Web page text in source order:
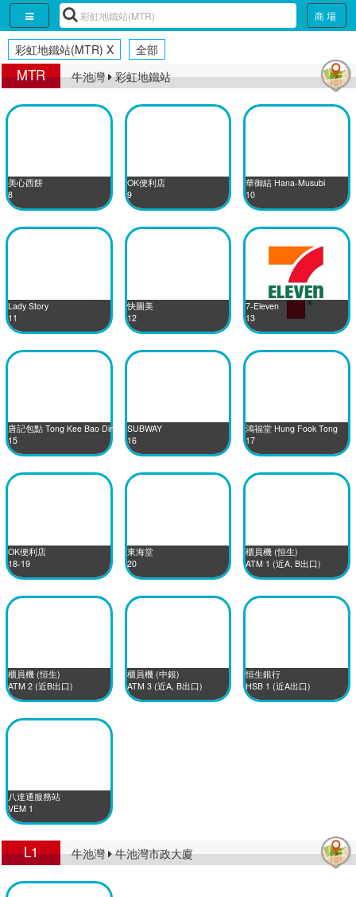
彩虹地鐵站(MTR) 商場
彩虹地鐵站(MTR) X 全部
MTR 牛池灣 彩虹地鐵站
MTR 牛池灣 彩虹地鐵站
美心西餅
8
OK便利店
9
華御結 Hana-Musubi
10
Lady Story
11
快圖美
12
7-Eleven
13
唐記包點 Tong Kee Bao Dim
15
SUBWAY
16
鴻福堂 Hung Fook Tong
17
OK便利店
18-19
東海堂
20
櫃員機 (恒生)
ATM 1 (近A, B出口)
櫃員機 (恒生)
ATM 2 (近B出口)
櫃員機 (中銀)
ATM 3 (近A, B出口)
恒生銀行
HSB 1 (近A出口)
八達通服務站
VEM 1
L1 牛池灣 牛池灣市政大廈